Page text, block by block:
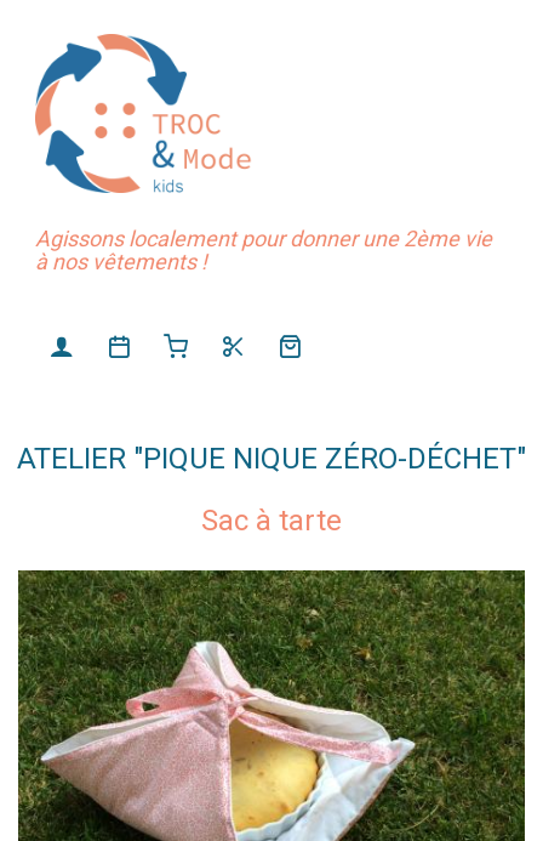
Agissons localement pour donner une 2ème vie
à nos vêtements !
ATELIER "PIQUE NIQUE ZÉRO-DÉCHET"
Sac à tarte